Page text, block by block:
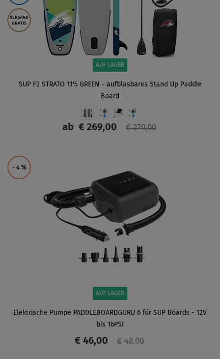
VERSAND
GRATIS
AUF LAGER
SUP F2 STRATO 11'5 GREEN - aufblasbares Stand Up Paddle
Board
ab € 269,00 € 270,00
- 4 %
AUF LAGER
Elektrische Pumpe PADDLEBOARDGURU 6 für SUP Boards - 12V
bis 16PSI
€ 46,00 € 48,00